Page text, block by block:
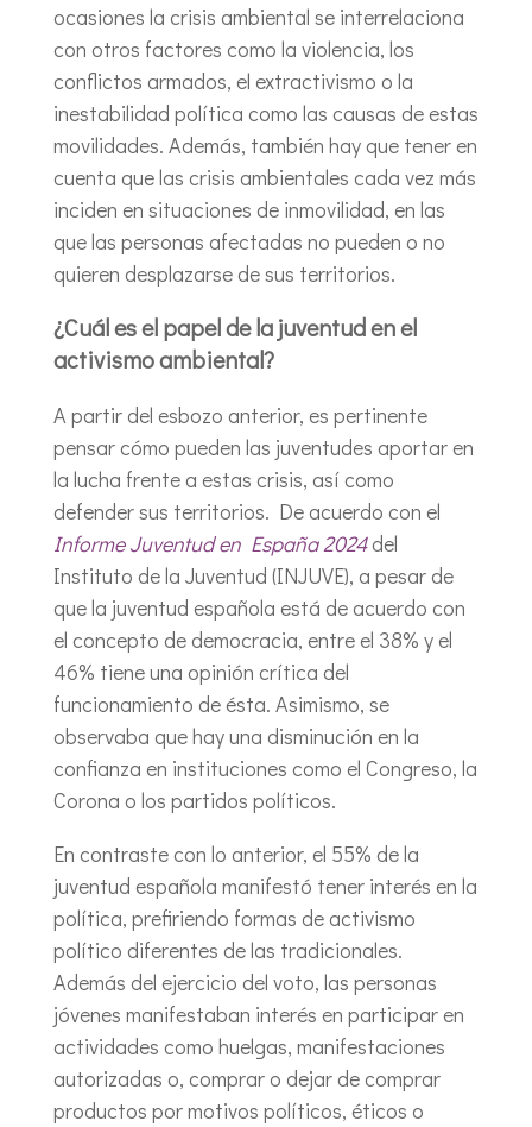
ocasiones la crisis ambiental se interrelaciona
con otros factores como la violencia, los
conflictos armados, el extractivismo o la
inestabilidad política como las causas de estas
movilidades. Además, también hay que tener en
cuenta que las crisis ambientales cada vez más
inciden en situaciones de inmovilidad, en las
que las personas afectadas no pueden o no
quieren desplazarse de sus territorios.
¿Cuál es el papel de la juventud en el
activismo ambiental?
A partir del esbozo anterior, es pertinente
pensar cómo pueden las juventudes aportar en
la lucha frente a estas crisis, así como
defender sus territorios. De acuerdo con el
Informe Juventud en España 2024del
Instituto de la Juventud (INJUVE), a pesar de
que la juventud española está de acuerdo con
el concepto de democracia, entre el 38% y el
46% tiene una opinión crítica del
funcionamiento de ésta. Asimismo, se
observaba que hay una disminución en la
confianza en instituciones como el Congreso, la
Corona o los partidos políticos.
En contraste con lo anterior, el 55% de la
juventud española manifestó tener interés en la
política, prefiriendo formas de activismo
político diferentes de las tradicionales.
Además del ejercicio del voto, las personas
jóvenes manifestaban interés en participar en
actividades como huelgas, manifestaciones
autorizadas o, comprar o dejar de comprar
productos por motivos políticos, éticos o